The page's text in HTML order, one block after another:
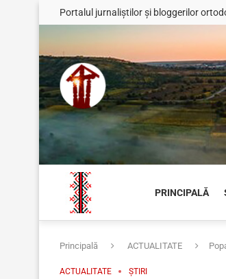
Portalul jurnaliștilor și bloggerilor
PRINCIPALĂ
Principală ACTUALITATE
ACTUALITATE ȘTIRI